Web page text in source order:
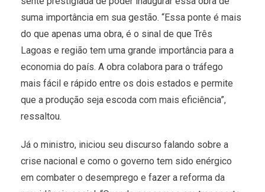
suma importância em sua gestão. “Essa ponte é mais
do que apenas uma obra, é o sinal de que Três
Lagoas e região tem uma grande importância para a
economia do país. A obra colabora para o tráfego
mais fácil e rápido entre os dois estados e permite
que a produção seja escoda com mais eficiência”,
ressaltou.
Já o ministro, iniciou seu discurso falando sobre a
crise nacional e como o governo tem sido enérgico
em combater o desemprego e fazer a reforma da